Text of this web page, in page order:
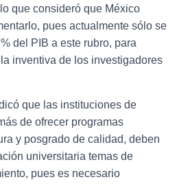
que consideró que México
pues actualmente sólo se
del PIB a este rubro, para
inventiva de los investigadores
que las instituciones de
de ofrecer programas
y posgrado de calidad, deben
universitaria temas de
pues es necesario